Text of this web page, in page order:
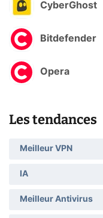
CyberGhost
Bitdefender
Opera
Les tendances
Meilleur VPN
IA
Meilleur Antivirus